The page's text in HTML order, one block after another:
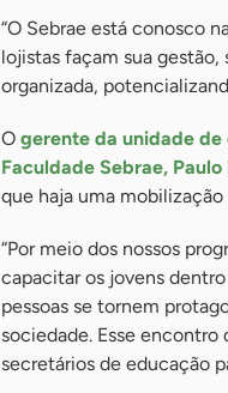
“O Sebrae está conosco
lojistas façam sua
organizada,
O gerente da unidade
Faculdade Sebrae,
que haja uma
“Por meio dos nossos
capacitar os jovens
pessoas se tornem
sociedade. Esse
secretários de educação